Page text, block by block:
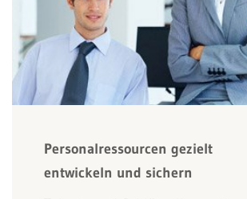
Personalressourcen gezielt
entwickeln und sichern